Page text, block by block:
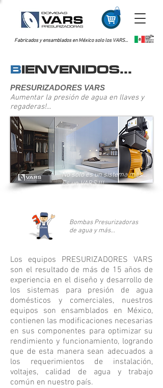
Fabricados y ensamblados en México solo los VARS...
BIENVENIDOS...
PRESURIZADORES VARS
Aumentar la presión de agua en llaves y
regaderas!...
No sólo es un sistema más...
Es un VARS !!!
Bombas Presurizadoras
de agua y más...
Los equipos PRESURIZADORES VARS
son el resultado de más de 15 años de
experiencia en el diseño y desarrollo de
los sistemas para presión de agua
domésticos y comerciales, nuestros
equipos son ensamblados en México,
contienen las modificaciones necesarias
en sus componentes para optimizar su
rendimiento y funcionamiento, logrando
que de esta manera sean adecuados a
los requerimientos de instalación,
voltajes, calidad de agua y trabajo
común en nuestro país.